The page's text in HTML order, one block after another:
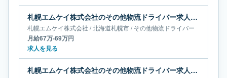
札幌エムケイ株式会社のその他物流ドライバー求人｜北海道札幌市｜月給67万-69万円
札幌エムケイ株式会社 /北海道札幌市/その他物流ドライバー
月給67万-69万円
求人を見る
札幌エムケイ株式会社のその他物流ドライバー求人｜北海道札幌市｜月給65万-68万円